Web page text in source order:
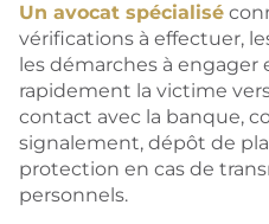
Un avocat spécialisé
vérifications à effectuer,
les démarches à
rapidement la victime
contact avec la banque,
signalement, dépôt de
protection en cas de
personnels.